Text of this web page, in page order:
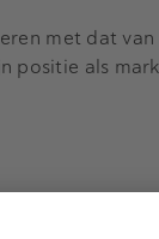
met dat
positie als